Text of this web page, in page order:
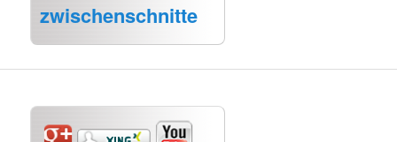
zwischenschnitte